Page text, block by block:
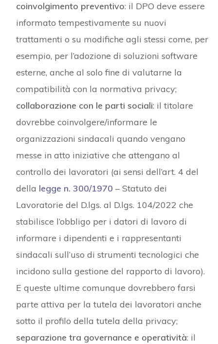
coinvolgimento preventivo: il DPO deve essere
informato tempestivamente su nuovi
trattamenti o su modifiche agli stessi come, per
esempio, per l’adozione di soluzioni software
esterne, anche al solo fine di valutarne la
compatibilità con la normativa privacy;
collaborazione con le parti sociali: il titolare
dovrebbe coinvolgere/informare le
organizzazioni sindacali quando vengano
messe in atto iniziative che attengano al
controllo dei lavoratori (ai sensi dell’art. 4 del
della legge n. 300/1970 – Statuto dei
Lavoratorie del D.lgs. al D.lgs. 104/2022 che
stabilisce l’obbligo per i datori di lavoro di
informare i dipendenti e i rappresentanti
sindacali sull’uso di strumenti tecnologici che
incidono sulla gestione del rapporto di lavoro).
E queste ultime comunque dovrebbero farsi
parte attiva per la tutela dei lavoratori anche
sotto il profilo della tutela della privacy;
separazione tra governance e operatività: il